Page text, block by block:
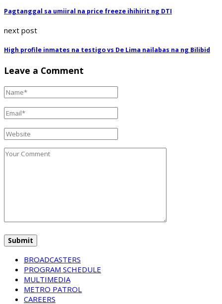
Pagtanggal sa umiiral na price freeze ihihirit ng DTI
next post
High profile inmates na testigo vs De Lima nailabas na ng Bilibid
Leave a Comment
BROADCASTERS
PROGRAM SCHEDULE
MULTIMEDIA
METRO PATROL
CAREERS